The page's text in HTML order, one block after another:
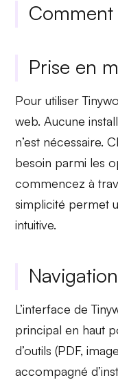
Comment
Prise en
Pour utiliser
web.Aucune
n’est nécessaire.
besoin parmi les
commencez à
simplicité permet
intuitive.
L’interface de
principal en haut
d’outils (PDF,
accompagné